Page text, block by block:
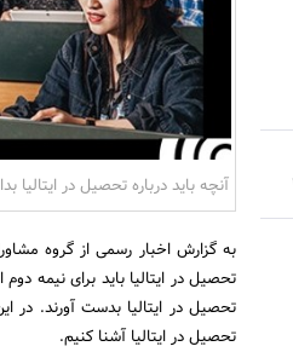
آنچه باید درباره تحصیل در ایتالیا
به گزارش اخبار رسمی از گروه
تحصیل در ایتالیا باید برای نیمه
تحصیل در ایتالیا بدست آورند. در
تحصیل در ایتالیا آشنا کنیم.